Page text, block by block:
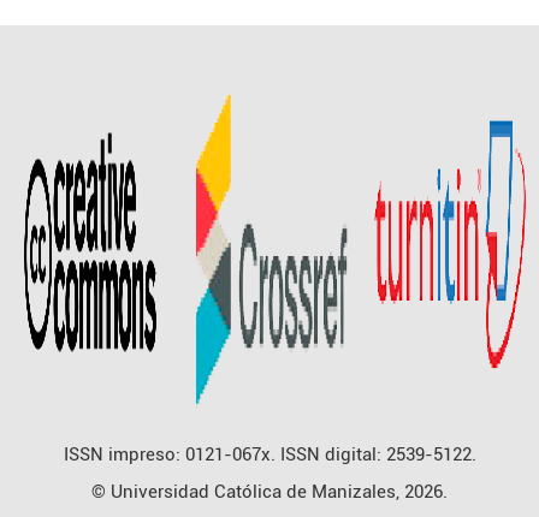
ISSN impreso: 0121-067x. ISSN digital: 2539-5122.
© Universidad Católica de Manizales, 2026.